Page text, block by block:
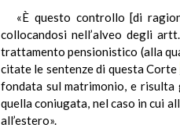
«È questo controllo [di
collocandosi nell’alveo degli
trattamento pensionistico (alla
citate le sentenze di questa Corte
fondata sul matrimonio, e
quella coniugata, nel caso in cui
all’estero».